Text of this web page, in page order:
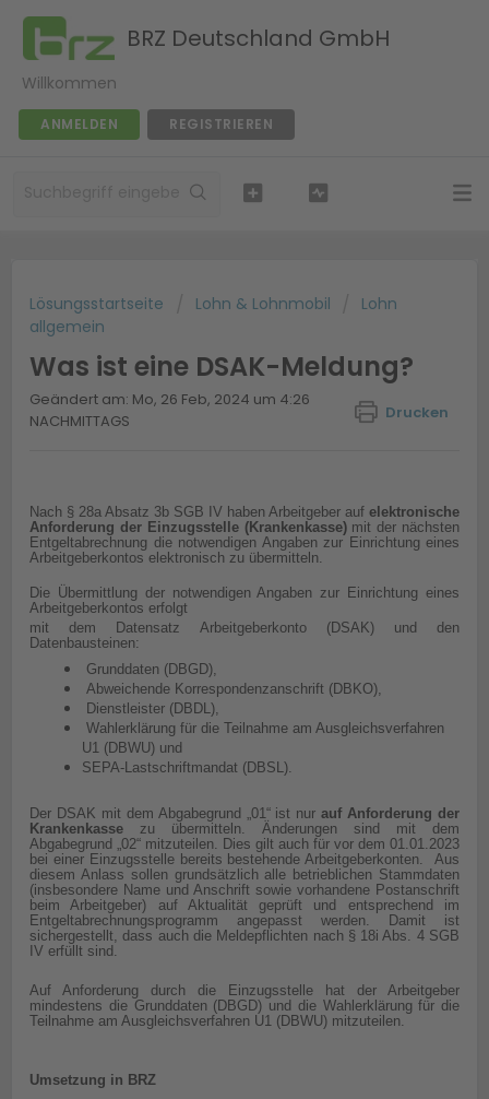
BRZ Deutschland GmbH
Willkommen
ANMELDEN REGISTRIEREN
Lösungsstartseite Lohn & Lohnmobil
Lohn
allgemein
Was ist eine DSAK-Meldung?
Drucken
Geändert am: Mo, 26 Feb, 2024 um 4:26
NACHMITTAGS
Nach § 28a Absatz 3b SGB IV haben Arbeitgeber auf elektronische
Anforderung der Einzugsstelle (Krankenkasse)mit der nächsten
Entgeltabrechnung die notwendigen Angaben zur Einrichtung eines
Arbeitgeberkontos elektronisch zu übermitteln.
Die Übermittlung der notwendigen Angaben zur Einrichtung eines
Arbeitgeberkontos erfolgt
mit dem Datensatz Arbeitgeberkonto (DSAK) und den
Datenbausteinen:
Grunddaten (DBGD),
Abweichende Korrespondenzanschrift (DBKO),
Dienstleister (DBDL),
Wahlerklärung für die Teilnahme am Ausgleichsverfahren
U1 (DBWU) und
SEPA-Lastschriftmandat (DBSL).
Der DSAK mit dem Abgabegrund „01“ ist nurauf Anforderung der
Krankenkasse zu übermitteln. Änderungen sind mit dem
Abgabegrund „02“ mitzuteilen. Dies gilt auch für vor dem 01.01.2023
bei einer Einzugsstelle bereits bestehende Arbeitgeberkonten. Aus
diesem Anlass sollen grundsätzlich alle betrieblichen Stammdaten
(insbesondere Name und Anschrift sowie vorhandene Postanschrift
beim Arbeitgeber) auf Aktualität geprüft und entsprechend im
Entgeltabrechnungsprogramm angepasst werden. Damit ist
sichergestellt, dass auch die Meldepflichten nach § 18i Abs. 4 SGB
IV erfüllt sind.
Auf Anforderung durch die Einzugsstelle hat der Arbeitgeber
mindestens die Grunddaten (DBGD) und die Wahlerklärung für die
Teilnahme am Ausgleichsverfahren U1 (DBWU) mitzuteilen.
Umsetzung in BRZ